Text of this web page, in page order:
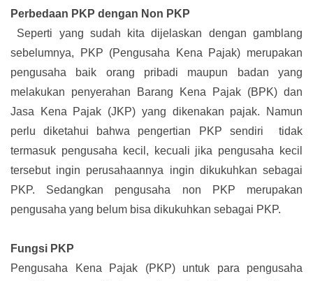
Perbedaan PKP dengan Non PKP
Seperti yang sudah kita dijelaskan dengan gamblang
sebelumnya, PKP (Pengusaha Kena Pajak) merupakan
pengusaha baik orang pribadi maupun badan yang
melakukan penyerahan Barang Kena Pajak (BPK) dan
Jasa Kena Pajak (JKP) yang dikenakan pajak. Namun
perlu diketahui bahwa pengertian PKP sendiri tidak
termasuk pengusaha kecil, kecuali jika pengusaha kecil
tersebut ingin perusahaannya ingin dikukuhkan sebagai
PKP. Sedangkan pengusaha non PKP merupakan
pengusaha yang belum bisa dikukuhkan sebagai PKP.
Fungsi PKP
Pengusaha Kena Pajak (PKP) untuk para pengusaha